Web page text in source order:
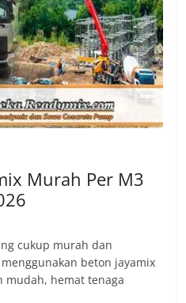
Murah Per M3
cukup murah dan
beton jayamix
mudah, hemat tenaga